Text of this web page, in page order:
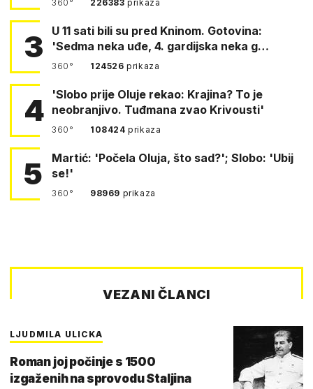
360° 226383prikaza
3
U 11 sati bili su pred Kninom. Gotovina:
'Sedma neka uđe, 4. gardijska neka g…
360° 124526prikaza
4
'Slobo prije Oluje rekao: Krajina? To je
neobranjivo. Tuđmana zvao Krivousti'
360° 108424prikaza
5
Martić: 'Počela Oluja, što sad?'; Slobo: 'Ubij
se!'
360° 98969 prikaza
VEZANI ČLANCI
LJUDMILA ULICKA
Roman joj počinje s 1500
izgaženih na sprovodu Staljina